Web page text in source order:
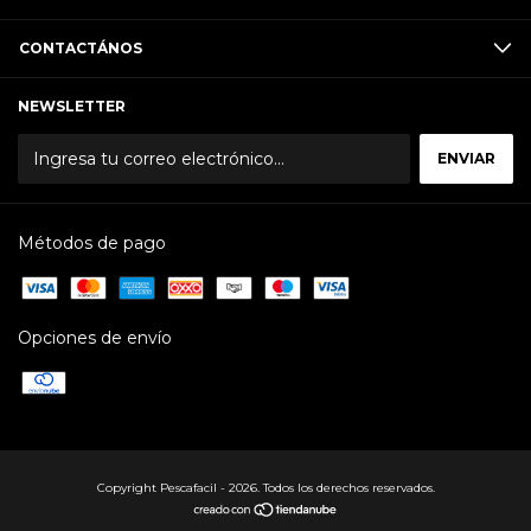
CONTACTÁNOS
NEWSLETTER
Métodos de pago
Opciones de envío
Copyright Pescafacil - 2026. Todos los derechos reservados.